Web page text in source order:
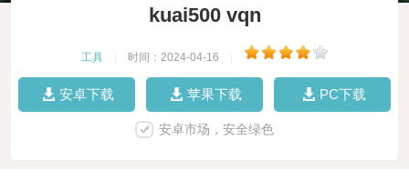
kuai500 vqn
工具 时间：2024-04-16
安卓下载 苹果下载 PC下载
安卓市场，安全绿色